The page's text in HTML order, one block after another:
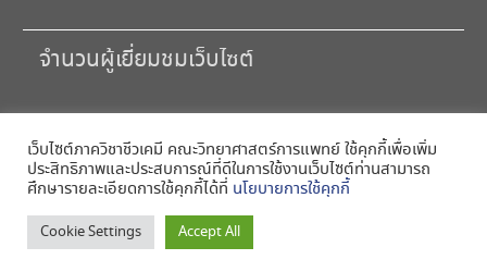
จำนวนผู้เยี่ยมชมเว็บไซต์
Copyright © All rights reserved. 2017 มหาวิทยาลัยนเรศวร
Naresuan University Powered by
เว็บไซต์ภาควิชาชีวเคมี คณะวิทยาศาสตร์การแพทย์ ใช้คุกกี้เพื่อเพิ่ม
ประสิทธิภาพและประสบการณ์ที่ดีในการใช้งานเว็บไซต์ท่านสามารถ
ศึกษารายละเอียดการใช้คุกกี้ได้ที่ นโยบายการใช้คุกกี้
Cookie Settings Accept All